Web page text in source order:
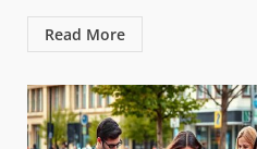
Read More